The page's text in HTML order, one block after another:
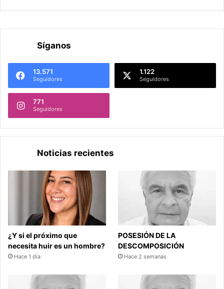
Síganos
13.571
Seguidores
1.122
Seguidores
771
Seguidores
Noticias recientes
¿Y si el próximo que
necesita huir es un hombre?
Hace 1 día
POSESIÓN DE LA
DESCOMPOSICIÓN
Hace 2 semanas